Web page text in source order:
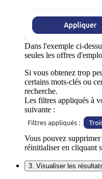
Dans l'exemple ci-
seules les offres
Si vous obtenez trop
certains mots-clés ou
recherche.
Les filtres appliqués à
suivante :
Vous pouvez
réinitialiser en cliquant
3. Visualiser les